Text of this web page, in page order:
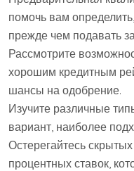
помочь вам
прежде чем подавать
Рассмотрите
хорошим кредитным
шансы на одобрение.
Изучите различные
вариант, наиболее
Остерегайтесь
процентных ставок,